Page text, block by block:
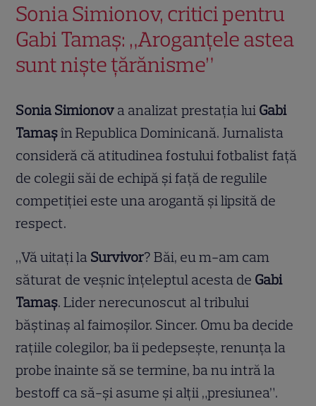
Sonia Simionov, critici pentru
Gabi Tamaș: „Aroganțele astea
sunt niște țărănisme”
Sonia Simionov a analizat prestația lui Gabi
Tamașîn Republica Dominicană. Jurnalista
consideră că atitudinea fostului fotbalist față
de colegii săi de echipă și față de regulile
competiției este una arogantă și lipsită de
respect.
„Vă uitați la Survivor? Băi, eu m-am cam
săturat de veșnic înțeleptul acesta de Gabi
Tamaș. Lider nerecunoscut al tribului
băștinaș al faimoșilor. Sincer. Omu ba decide
rațiile colegilor, ba îi pedepsește, renunța la
probe înainte să se termine, ba nu intră la
bestoff ca să-și asume și alții „presiunea”.